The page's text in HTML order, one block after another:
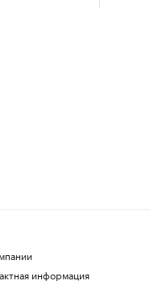
информация